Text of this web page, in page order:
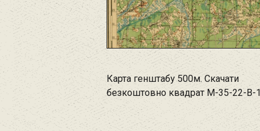
Карта генштабу 500м. Скачати
безкоштовно квадрат M-35-22-B-1